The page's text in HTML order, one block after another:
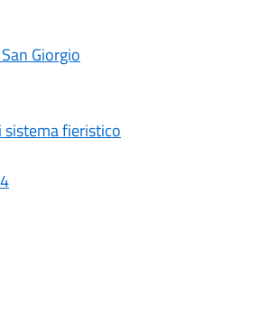
Giorgio
sistema fieristico